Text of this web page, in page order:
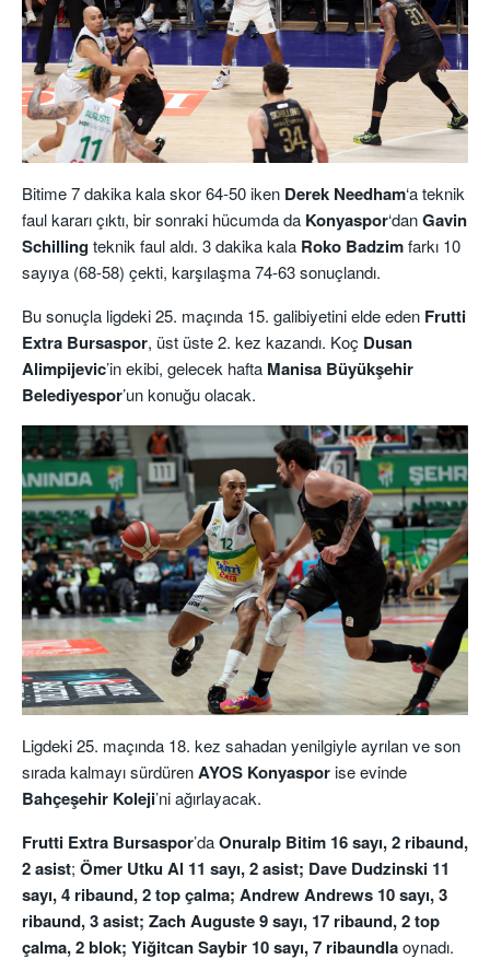
Bitime 7 dakika kala skor 64-50 iken Derek Needham‘a teknik
faul kararı çıktı, bir sonraki hücumda da Konyaspor‘danGavin
Schillingteknik faul aldı. 3 dakika kala Roko Badzimfarkı 10
sayıya (68-58) çekti, karşılaşma 74-63 sonuçlandı.
Bu sonuçla ligdeki 25. maçında 15. galibiyetini elde eden Frutti
Extra Bursaspor, üst üste 2. kez kazandı. Koç Dusan
Alimpijevic’in ekibi, gelecek hafta Manisa Büyükşehir
Belediyespor’un konuğu olacak.
Ligdeki 25. maçında 18. kez sahadan yenilgiyle ayrılan ve son
sırada kalmayı sürdürenAYOS Konyasporise evinde
Bahçeşehir Koleji’ni ağırlayacak.
Frutti Extra Bursaspor’daOnuralp Bitim 16 sayı, 2 ribaund,
2 asist; Ömer Utku Al 11 sayı, 2 asist; Dave Dudzinski 11
sayı, 4 ribaund, 2 top çalma; Andrew Andrews 10 sayı, 3
ribaund, 3 asist; Zach Auguste 9 sayı, 17 ribaund, 2 top
çalma, 2 blok; Yiğitcan Saybir 10 sayı, 7 ribaundlaoynadı.